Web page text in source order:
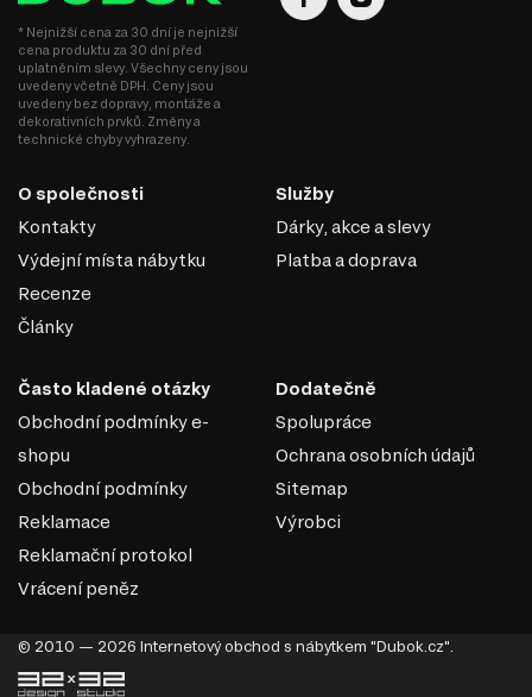
* Nejnižší cena za 30 dní je nejnižší
cena produktu za 30 dní před
uplatněním slevy. Všechny ceny jsou
uvedeny včetně DPH. Ceny jsou
uvedeny bez dopravy, montáže a
dekorativních prvků. Změny a
technické chyby vyhrazeny.
O společnosti
Kontakty
Výdejní místa nábytku
Recenze
Články
Služby
Dárky, akce a slevy
Platba a doprava
Často kladené otázky
Obchodní podmínky e-
shopu
Obchodní podmínky
Reklamace
Reklamační protokol
Vrácení peněz
Dodatečně
Spolupráce
Ochrana osobních údajů
Sitemap
Výrobci
© 2010 — 2026 Internetový obchod s nábytkem "Dubok.cz".